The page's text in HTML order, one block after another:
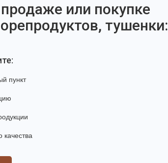
или покупке
тушенки:
пункт
качества